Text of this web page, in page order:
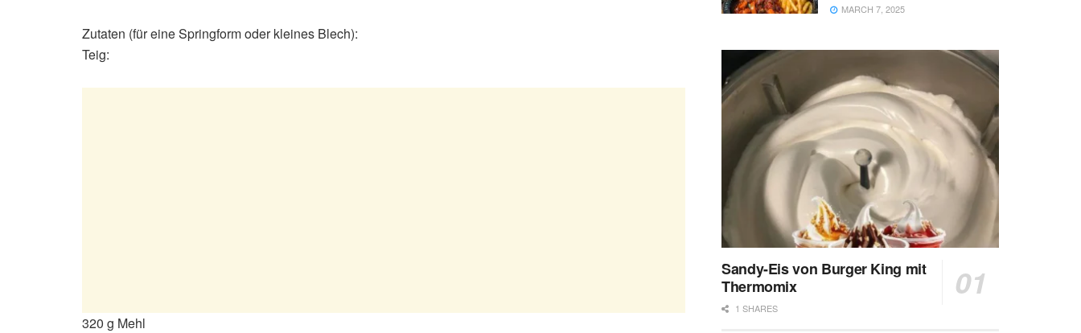
Zutaten (für eine Springform oder kleines Blech):
Teig:
320 g Mehl
MARCH 7, 2025
Sandy-Eis von Burger King mit
Thermomix
1 SHARES